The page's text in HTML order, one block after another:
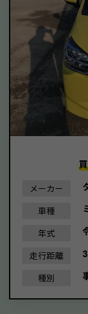
メーカー
車種
年式
走行距離
種別